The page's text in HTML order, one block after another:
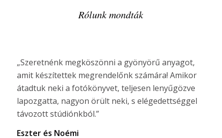
Rólunk mondták
„Szeretnénk megköszönni a gyönyörű anyagot,
amit készítettek megrendelőnk számára! Amikor
átadtuk neki a fotókönyvet, teljesen lenyűgözve
lapozgatta, nagyon örült neki, s elégedettséggel
távozott stúdiónkból.”
Eszter és Noémi